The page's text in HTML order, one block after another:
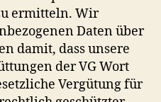
ermitteln. Wir
Daten über
damit, dass unsere
der VG Wort
Vergütung für